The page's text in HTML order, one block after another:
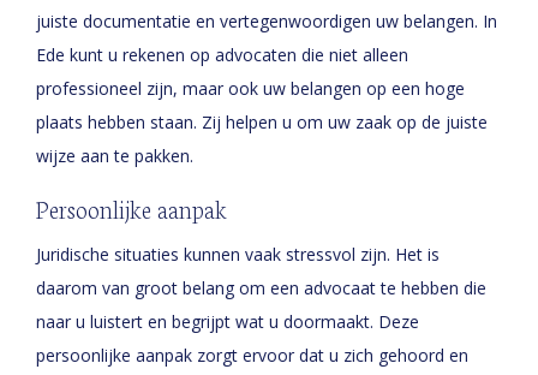
juiste documentatie en vertegenwoordigen uw belangen. In
Ede kunt u rekenen op advocaten die niet alleen
professioneel zijn, maar ook uw belangen op een hoge
plaats hebben staan. Zij helpen u om uw zaak op de juiste
wijze aan te pakken.
Persoonlijke aanpak
Juridische situaties kunnen vaak stressvol zijn. Het is
daarom van groot belang om een advocaat te hebben die
naar u luistert en begrijpt wat u doormaakt. Deze
persoonlijke aanpak zorgt ervoor dat u zich gehoord en